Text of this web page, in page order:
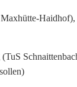
Haidhof),